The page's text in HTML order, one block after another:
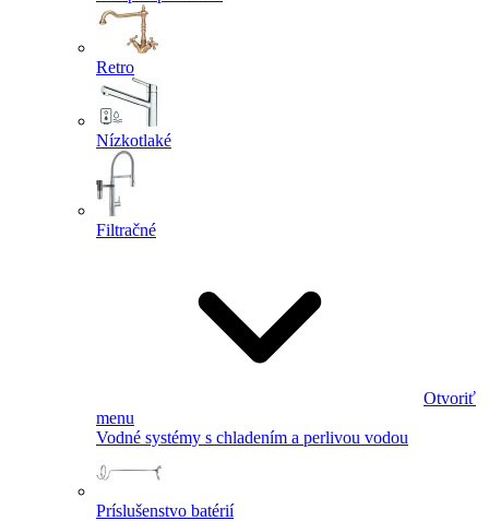
Retro
Nízkotlaké
Filtračné
Otvoriť
menu
Vodné systémy s chladením a perlivou vodou
Príslušenstvo batérií